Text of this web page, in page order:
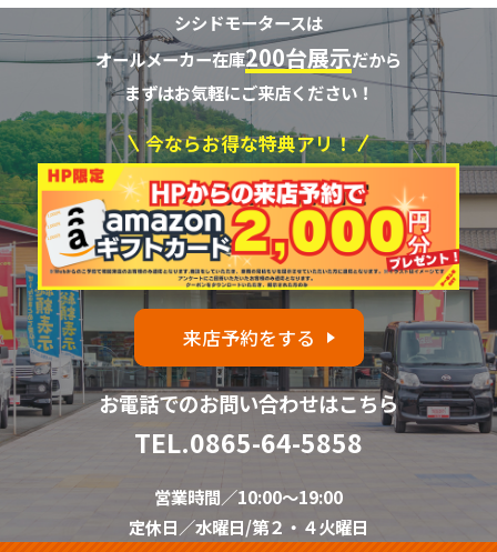
シシドモータースは
オールメーカー在庫200台展示だから
まずはお気軽にご来店ください！
今ならお得な特典アリ！
来店予約をする
お電話でのお問い合わせはこちら
TEL.0865-64-5858
営業時間／10:00～19:00
定休日／水曜日/第２・４火曜日